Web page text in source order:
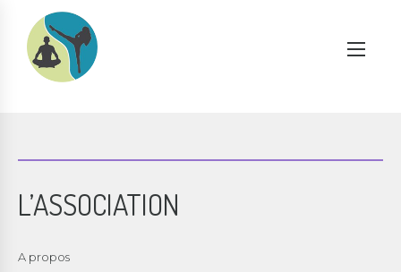
L’ASSOCIATION
A propos